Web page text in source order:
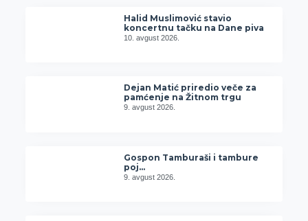
Halid Muslimović stavio
koncertnu tačku na Dane piva
10. avgust 2026.
Dejan Matić priredio veče za
pamćenje na Žitnom trgu
9. avgust 2026.
Gospon Tamburaši i tambure
poj…
9. avgust 2026.